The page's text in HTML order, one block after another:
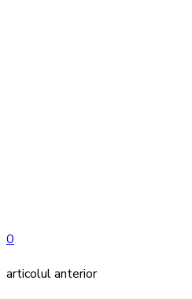
0
articolul anterior